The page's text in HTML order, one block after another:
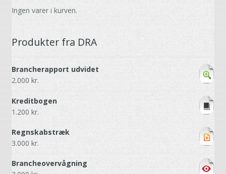
Ingen varer i kurven.
Produkter fra DRA
Brancherapport udvidet
2.000 kr.
Kreditbogen
1.200 kr.
Regnskabstræk
3.000 kr.
Brancheovervågning